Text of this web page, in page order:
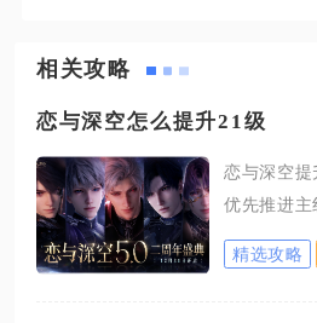
相关攻略
恋与深空怎么提升21级
恋与深空提
优先推进主
每日活跃
源，搭配
精选攻略